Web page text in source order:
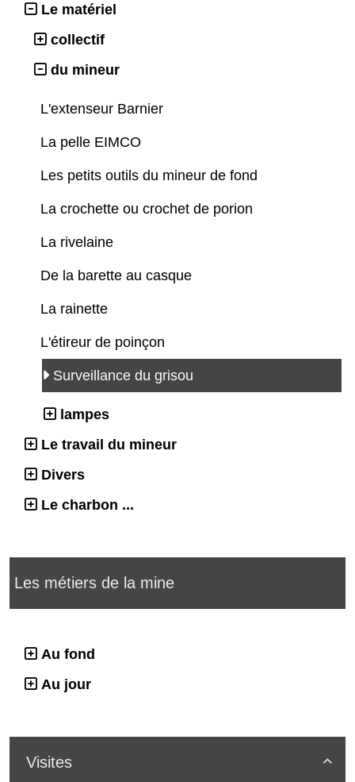
Le matériel
collectif
du mineur
L'extenseur Barnier
La pelle EIMCO
Les petits outils du mineur de fond
La crochette ou crochet de porion
La rivelaine
De la barette au casque
La rainette
L'étireur de poinçon
Surveillance du grisou
lampes
Le travail du mineur
Divers
Le charbon ...
Les métiers de la mine
Au fond
Au jour

Visites